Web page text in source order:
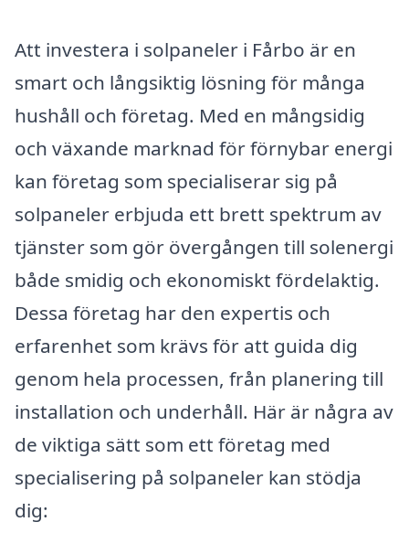
Att investera i solpaneler i Fårbo är en
smart och långsiktig lösning för många
hushåll och företag. Med en mångsidig
och växande marknad för förnybar energi
kan företag som specialiserar sig på
solpaneler erbjuda ett brett spektrum av
tjänster som gör övergången till solenergi
både smidig och ekonomiskt fördelaktig.
Dessa företag har den expertis och
erfarenhet som krävs för att guida dig
genom hela processen, från planering till
installation och underhåll. Här är några av
de viktiga sätt som ett företag med
specialisering på solpaneler kan stödja
dig: